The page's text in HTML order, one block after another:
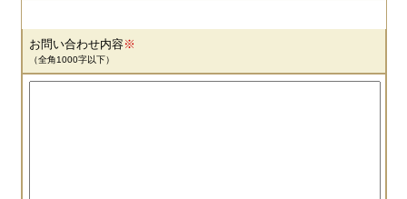
お問い合わせ内容※
（全角1000字以下）